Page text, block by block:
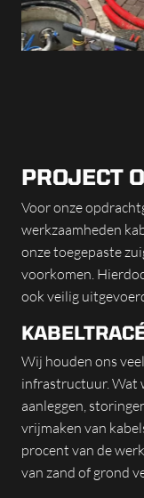
PROJECT
Voor onze
werkzaamheden
onze toegepaste
voorkomen.
ook veilig
Wij houden ons
infrastructuur. Wat
aanleggen,
vrijmaken van
procent van de
van zand of grond